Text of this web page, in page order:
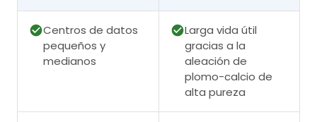
Centros de datos
pequeños y
medianos
Larga vida útil
gracias a la
aleación de
plomo-calcio de
alta pureza